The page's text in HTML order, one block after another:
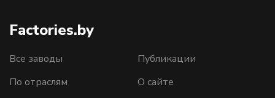
Factories.by
Все заводы
По отраслям
Публикации
О сайте